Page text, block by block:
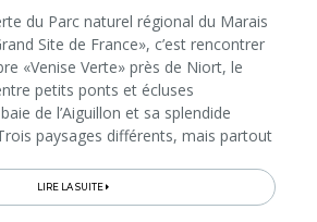
du Parc naturel régional du Marais
Site de France», c’est rencontrer
«Venise Verte» près de Niort, le
petits ponts et écluses
de l’Aiguillon et sa splendide
paysages différents, mais partout
naturel des joies
toute la famille...
LIRE LA SUITE